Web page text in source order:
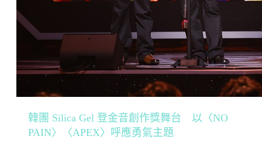
韓團 Silica Gel 登金音創作獎舞台 以〈NO
PAIN〉〈APEX〉呼應勇氣主題